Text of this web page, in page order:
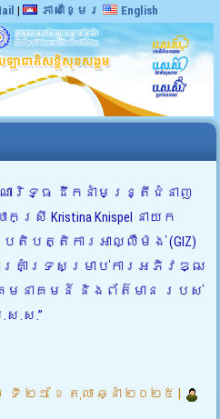
| ភាសាខ្មែរ English
ារិទ្ធ ដឹកនាំមន្ត្រីជំនាញ
រី Kristina Knispel នាយក
បត្តិការអាល្លឺម៉ង់ (GIZ)
ារគាំទ្រសម្រាប់ការអភិវឌ្ឍ
មនាគមន៍ និងព័ត៌មាន របស់
ស.ស.”
ទី ២១ ខែ តុលា ឆ្នាំ ២០២៥